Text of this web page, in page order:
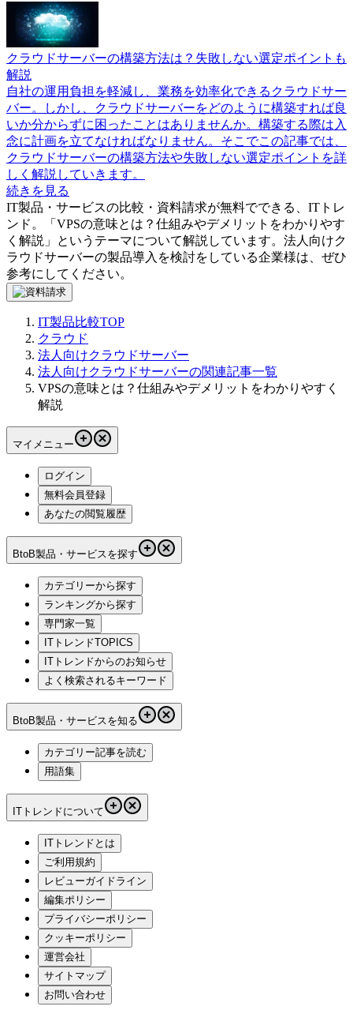
クラウドサーバーの構築方法は？失敗しない選定ポイントも
解説
自社の運用負担を軽減し、業務を効率化できるクラウドサー
バー。しかし、クラウドサーバーをどのように構築すれば良
いか分からずに困ったことはありませんか。構築する際は入
念に計画を立てなければなりません。そこでこの記事では、
クラウドサーバーの構築方法や失敗しない選定ポイントを詳
しく解説していきます。
続きを見る
IT製品・サービスの比較・資料請求が無料でできる、ITトレ
ンド。「 VPSの意味とは？仕組みやデメリットをわかりやす
く解説 」というテーマについて解説しています。 法人向けク
ラウドサーバーの製品導入を検討をしている企業様は、ぜひ
参考にしてください。
IT製品比較TOP
クラウド
法人向けクラウドサーバー
法人向けクラウドサーバーの関連記事一覧
VPSの意味とは？仕組みやデメリットをわかりやすく
解説
マイメニュー
ログイン
無料会員登録
あなたの閲覧履歴
BtoB製品・サービスを探す
カテゴリーから探す
ランキングから探す
専門家一覧
ITトレンドTOPICS
ITトレンドからのお知らせ
よく検索されるキーワード
BtoB製品・サービスを知る
カテゴリー記事を読む
用語集
ITトレンドについて
ITトレンドとは
ご利用規約
レビューガイドライン
編集ポリシー
プライバシーポリシー
クッキーポリシー
運営会社
サイトマップ
お問い合わせ